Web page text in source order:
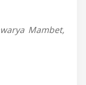
Mambet,